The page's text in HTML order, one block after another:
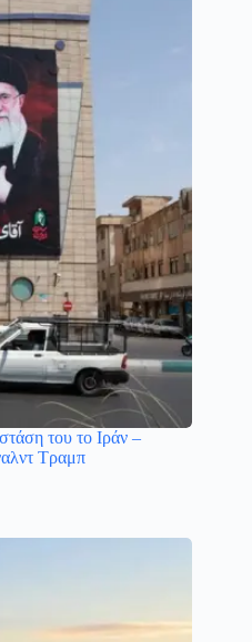
του το Ιράν –
Τραμπ